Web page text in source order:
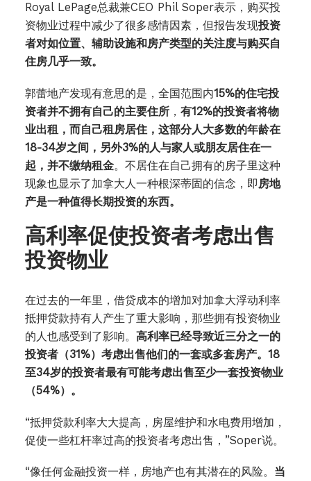
Royal LePage总裁兼CEO Phil Soper表示，购买投
资物业过程中减少了很多感情因素，但报告发现投资
者对如位置、辅助设施和房产类型的关注度与购买自
住房几乎一致。
郭蕾地产发现有意思的是，全国范围内15%的住宅投
资者并不拥有自己的主要住所， 有12%的投资者将物
业出租，而自己租房居住，这部分人大多数的年龄在
18-34岁之间，另外3%的人与家人或朋友居住在一
起，并不缴纳租金。不居住在自己拥有的房子里这种
现象也显示了加拿大人一种根深蒂固的信念，即房地
产是一种值得长期投资的东西。
高利率促使投资者考虑出售
投资物业
在过去的一年里，借贷成本的增加对加拿大浮动利率
抵押贷款持有人产生了重大影响，那些拥有投资物业
的人也感受到了影响。 高利率已经导致近三分之一的
投资者（31%）考虑出售他们的一套或多套房产。18
至34岁的投资者最有可能考虑出售至少一套投资物业
（54%）。
“抵押贷款利率大大提高，房屋维护和水电费用增加，
促使一些杠杆率过高的投资者考虑出售，”Soper说。
“像任何金融投资一样，房地产也有其潜在的风险。 当